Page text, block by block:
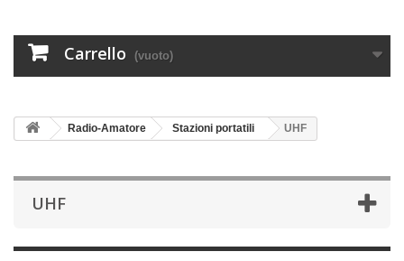
Carrello (vuoto)
Radio-Amatore Stazioni portatili UHF
UHF